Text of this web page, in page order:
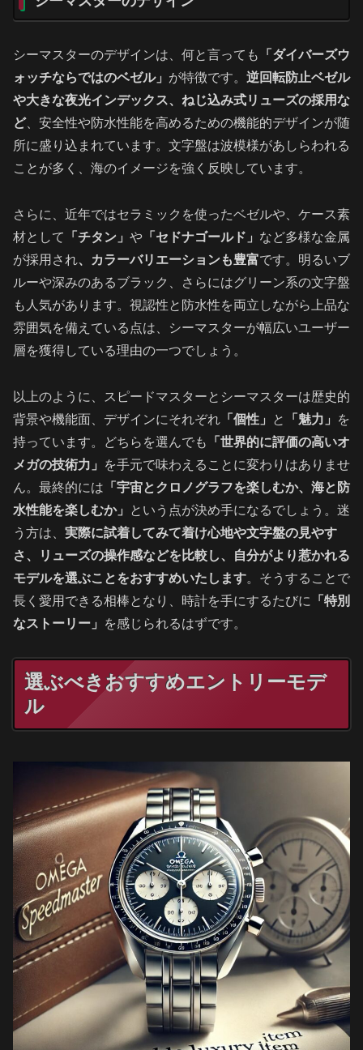
シーマスターのデザインは、何と言っても
「ダイバーズウ
ォッチならではのベゼル」 が特徴です。 逆回転防止ベゼル
や大きな夜光インデックス、ねじ込み式リューズの採用な
ど、安全性や防水性能を高めるための機能的デザインが随
所に盛り込まれています。文字盤は波模様があしらわれる
ことが多く、海のイメージを強く反映しています。
さらに、近年ではセラミックを使ったベゼルや、ケース素
材として
「チタン」 や 「セドナゴールド」 など多様な金属
が採用され、カラーバリエーションも豊富です。明るいブ
ルーや深みのあるブラック、さらにはグリーン系の文字盤
も人気があります。視認性と防水性を両立しながら上品な
雰囲気を備えている点は、シーマスターが幅広いユーザー
層を獲得している理由の一つでしょう。
以上のように、スピードマスターとシーマスターは歴史的
背景や機能面、デザインにそれぞれ 「個性」 と 「魅力」
を
持っています。どちらを選んでも
「世界的に評価の高いオ
メガの技術力」
を手元で味わえることに変わりはありませ
ん。最終的には 「宇宙とクロノグラフを楽しむか、海と防
水性能を楽しむか」
という点が決め手になるでしょう。迷
う方は、 実際に試着してみて着け心地や文字盤の見やす
さ、リューズの操作感などを比較し、自分がより惹かれる
モデルを選ぶことをおすすめいたします。そうすることで
長く愛用できる相棒となり、時計を手にするたびに
「特別
なストーリー」
を感じられるはずです。
選ぶべきおすすめエントリーモデ
ル